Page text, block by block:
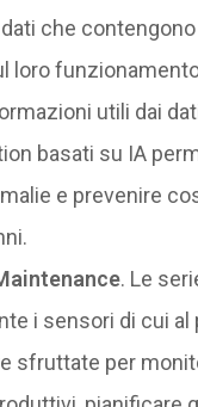
che
loro
utili dai
basati su IA
e prevenire
. Le
i sensori di cui al
sfruttate per